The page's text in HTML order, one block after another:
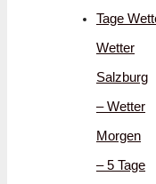
Tage
Wetter
Salzburg
– Wetter
Morgen
– 5 Tage